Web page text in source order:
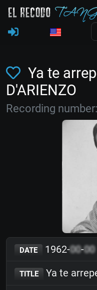
Ya te
D'ARIENZO
Recording
DATE 1962-00-00
TITLE Ya te